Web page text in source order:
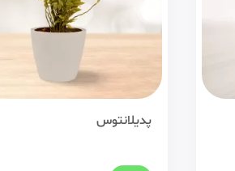
دیفن باخیا